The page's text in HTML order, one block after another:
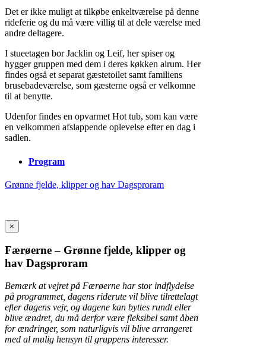
Det er ikke muligt at tilkøbe enkeltværelse på denne
rideferie og du må være villig til at dele værelse med
andre deltagere.
I stueetagen bor Jacklin og Leif, her spiser og
hygger gruppen med dem i deres køkken alrum. Her
findes også et separat gæstetoilet samt familiens
brusebadeværelse, som gæsterne også er velkomne
til at benytte.
Udenfor findes en opvarmet Hot tub, som kan være
en velkommen afslappende oplevelse efter en dag i
sadlen.
Program
Grønne fjelde, klipper og hav Dagsproram
×
Færøerne – Grønne fjelde, klipper og
hav Dagsproram
Bemærk at vejret på Færøerne har stor indflydelse
på programmet, dagens riderute vil blive tilrettelagt
efter dagens vejr, og dagene kan byttes rundt eller
blive ændret, du må derfor være fleksibel samt åben
for ændringer, som naturligvis vil blive arrangeret
med al mulig hensyn til gruppens interesser.